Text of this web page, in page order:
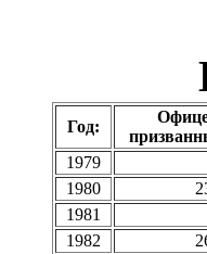
Год:
1979
1980
1981
1982